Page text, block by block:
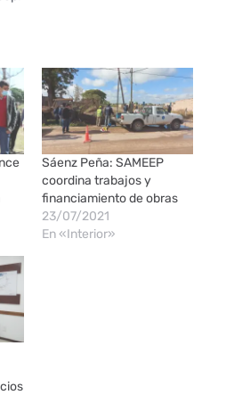
Sáenz Peña: SAMEEP
coordina trabajos y
financiamiento de obras
23/07/2021
En «Interior»